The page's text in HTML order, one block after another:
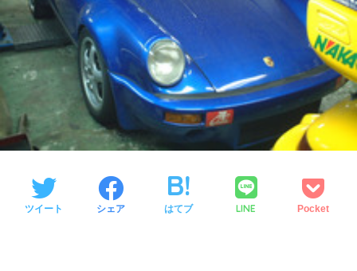
ツイート シェア はてブ LINE Pocket